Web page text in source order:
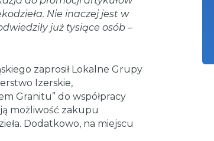
Nie inaczej jest w
już tysiące osób–
zaprosił Lokalne Grupy
Izerskie,
Granitu” do współpracy
możliwość zakupu
Dodatkowo, na miejscu